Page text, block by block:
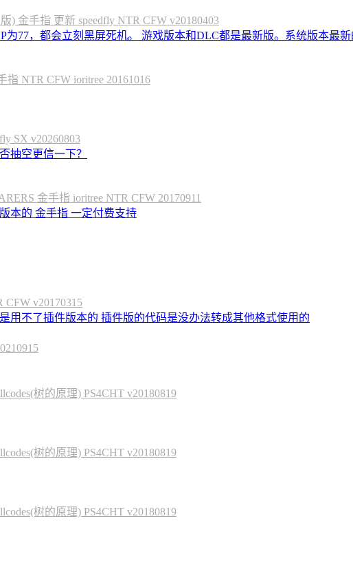
) 金手指 更新 speedfly NTR CFW v20180403
为77，都会立刻黑屏死机。 游戏版本和DLC都是最新版。系统版本最新
NTR CFW ioritree 20161016
SX v20260803
抽空更信一下？
金手指 ioritree NTR CFW 20170911
本的 金手指 一定付费支持
CFW v20170315
用不了插件版本的 插件版的代码是没办法转成其他格式使用的
树的原理) PS4CHT v20180819
树的原理) PS4CHT v20180819
树的原理) PS4CHT v20180819